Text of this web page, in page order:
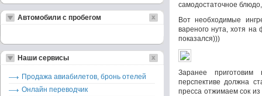
самодостаточное
Вот необходимые
вареного нута, хотя
показался)))
Заранее
перспективе должна
пресса отжимаем сок
Автомобили с пробегом
Наши сервисы
Продажа авиабилетов, бронь отелей
Онлайн переводчик